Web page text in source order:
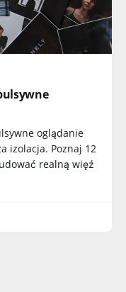
oglądanie
izolacja. Poznaj 12
realną więź